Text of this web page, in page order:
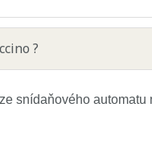
?
snídaňového